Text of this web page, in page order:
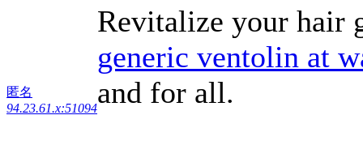
匿名
94.23.61.x:51094
Revitalize your hair
generic ventolin at
and for all.